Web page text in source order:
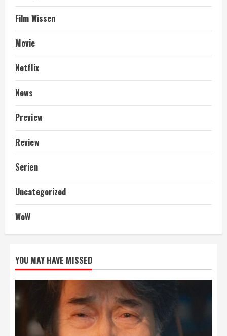
Film Wissen
Movie
Netflix
News
Preview
Review
Serien
Uncategorized
WoW
YOU MAY HAVE MISSED